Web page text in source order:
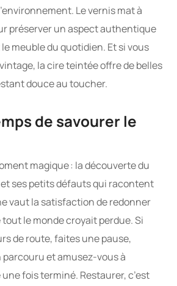
Le vernis mat à
préserver un aspect authentique
meuble du quotidien. Et si vous
la cire teintée offre de belles
douce au toucher.
de savourer le
magique : la découverte du
ses petits défauts qui racontent
vaut la satisfaction de redonner
le monde croyait perdue. Si
de route, faites une pause,
et amusez-vous à
fois terminé. Restaurer, c’est